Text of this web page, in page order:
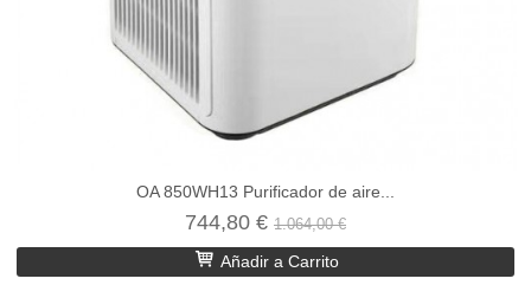
OA 850WH13 Purificador de aire...
744,80 € 1.064,00 €
Añadir a Carrito